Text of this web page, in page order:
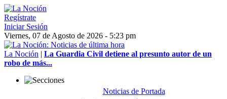
Regístrate
Iniciar Sesión
Viernes, 07 de Agosto de 2026 - 5:23 pm
La Noción | La Guardia Civil detiene al presunto autor de un
robo de más...
Noticias de Portada